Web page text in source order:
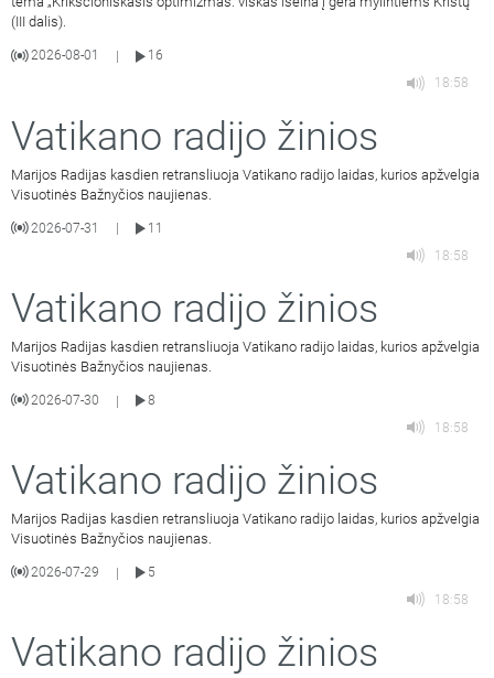
(III dalis).
2026-08-01
16
18:58
Vatikano radijo žinios
Marijos Radijas kasdien retransliuoja Vatikano radijo laidas, kurios apžvelgia
Visuotinės Bažnyčios naujienas.
2026-07-31
11
18:58
Vatikano radijo žinios
Marijos Radijas kasdien retransliuoja Vatikano radijo laidas, kurios apžvelgia
Visuotinės Bažnyčios naujienas.
2026-07-30 |
8
18:58
Vatikano radijo žinios
Marijos Radijas kasdien retransliuoja Vatikano radijo laidas, kurios apžvelgia
Visuotinės Bažnyčios naujienas.
2026-07-29 |
5
18:58
Vatikano radijo žinios